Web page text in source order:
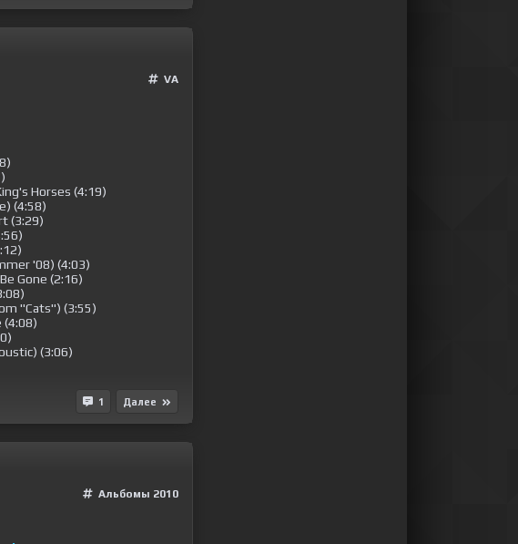
VA
Horses (4:19)
(4:58)
(3:29)
'08) (4:03)
Gone (2:16)
"Cats") (3:55)
(4:08)
(3:06)
1 Далее
Альбомы 2010